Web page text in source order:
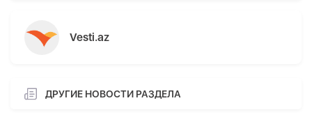
Vesti.az
ДРУГИЕ НОВОСТИ РАЗДЕЛА